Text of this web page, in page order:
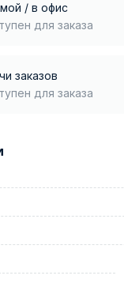
/ в офис
для заказа
заказов
для заказа